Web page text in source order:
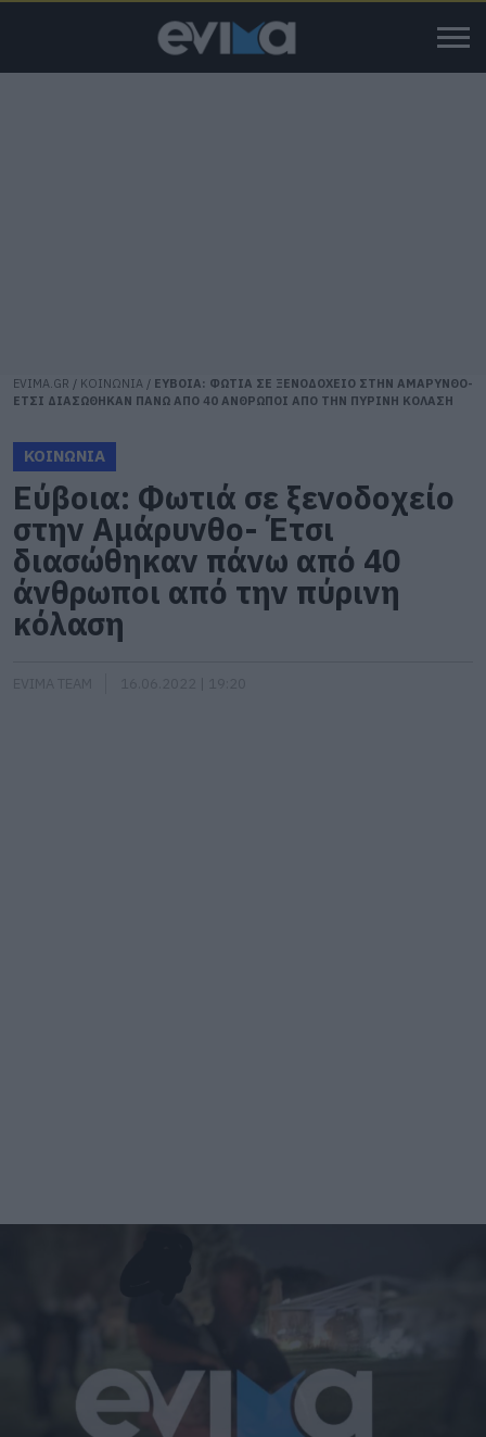
EVIMA.GR / ΚΟΙΝΩΝΙΑ / ΕΥΒΟΙΑ: ΦΩΤΙΑ ΣΕ ΞΕΝΟΔΟΧΕΙΟ ΣΤΗΝ ΑΜΑΡΥΝΘΟ-
ΕΤΣΙ ΔΙΑΣΩΘΗΚΑΝ ΠΑΝΩ ΑΠΟ 40 ΑΝΘΡΩΠΟΙ ΑΠΟ ΤΗΝ ΠΥΡΙΝΗ ΚΟΛΑΣΗ
ΚΟΙΝΩΝΙΑ
Εύβοια: Φωτιά σε ξενοδοχείο
στην Αμάρυνθο- Έτσι
διασώθηκαν πάνω από 40
άνθρωποι από την πύρινη
κόλαση